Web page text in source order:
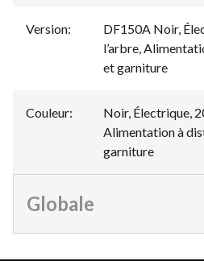
Version:
DF150A Noir,
l’arbre,
et garniture
Couleur:
Noir, Électrique,
Alimentation à
garniture
Globale